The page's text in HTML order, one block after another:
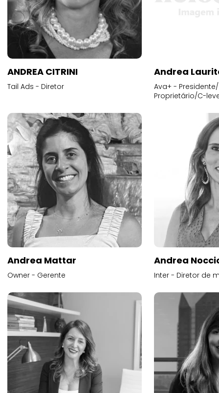
ANDREA CITRINI
Tail Ads - Diretor
Andrea
Ava+ -
Proprietário/C-
Andrea Mattar
Owner - Gerente
Andrea
Inter - Diretor de